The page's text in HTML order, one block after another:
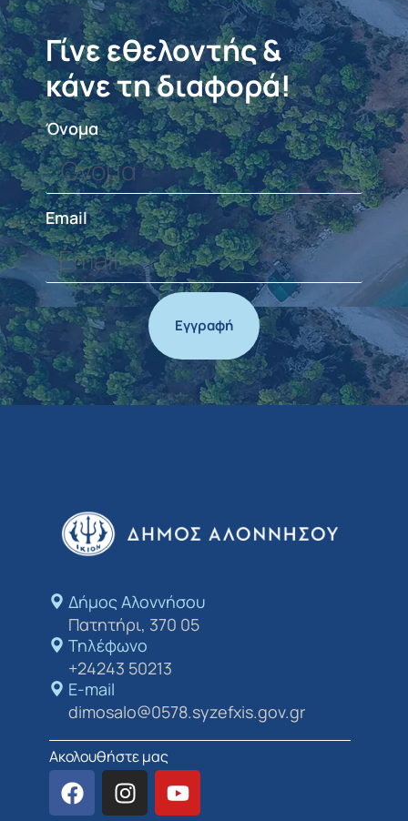
Γίνε εθελοντής &
κάνε τη διαφορά!
Όνομα
Email
Εγγραφή
Δήμος Αλοννήσου​
Πατητήρι, 370 05
Τηλέφωνο
+24243 50213
E-mail
dimosalo@0578.syzefxis.gov.gr
Ακολουθήστε μας